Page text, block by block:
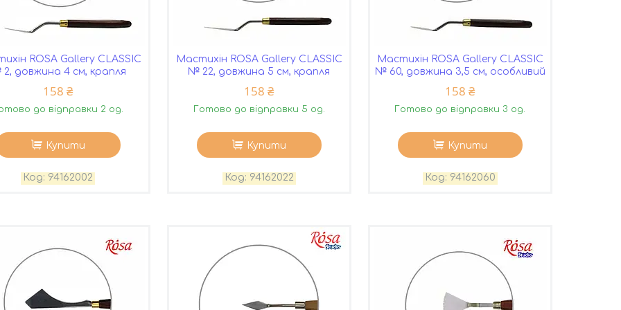
ROSA Gallery CLASSIC
довжина 4 см, крапля
158 ₴
до відправки 2 од.
Купити
94162002
Мастихін ROSA Gallery CLASSIC
№ 22, довжина 5 см, крапля
158 ₴
Готово до відправки 5 од.
Купити
94162022
Мастихін ROSA Gallery CLASSIC
№ 60, довжина 3,5 см, особливий
158 ₴
Готово до відправки 3 од.
Купити
94162060